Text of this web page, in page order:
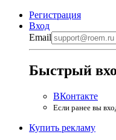
Регистрация
Вход
Email
Быстрый
ВКонтакте
Если ранее вы
Купить рекламу